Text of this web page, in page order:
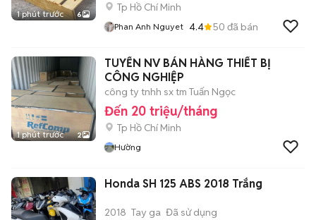
1 phút trước 6
Tp Hồ Chí Minh
Phan Anh Nguyet 4.4 50 đã bán
1 phút trước 2
TUYỂN NV BÁN HÀNG THIẾT BỊ
CÔNG NGHIỆP
công ty tnhh sx tm Tuấn Ngọc
Đến 20 triệu/tháng
Tp Hồ Chí Minh
Hường
Honda SH 125 ABS 2018 Trắng
2018 Tay ga Đã sử dụng